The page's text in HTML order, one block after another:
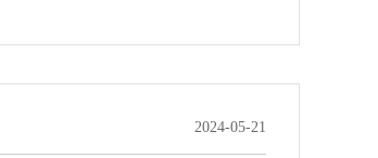
2024-05-21